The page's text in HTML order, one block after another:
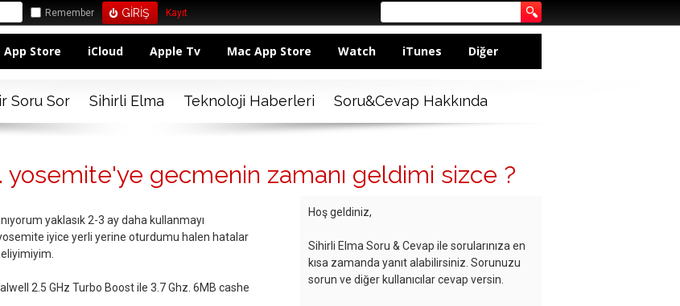
Remember Kayıt
App Store iCloud Apple Tv Mac App Store Watch iTunes Diğer
Soru Sor Sihirli Elma Teknoloji Haberleri Soru&Cevap Hakkında
yosemite'ye gecmenin zamanı geldimi sizce ?
yaklasık 2-3 ay daha kullanmayı
iyice yerli yerine oturdumu halen hatalar
2.5 GHz Turbo Boost ile 3.7 Ghz. 6MB cashe
Hoş geldiniz,
Sihirli Elma Soru & Cevap ile sorularınıza en
kısa zamanda yanıt alabilirsiniz. Sorunuzu
sorun ve diğer kullanıcılar cevap versin.